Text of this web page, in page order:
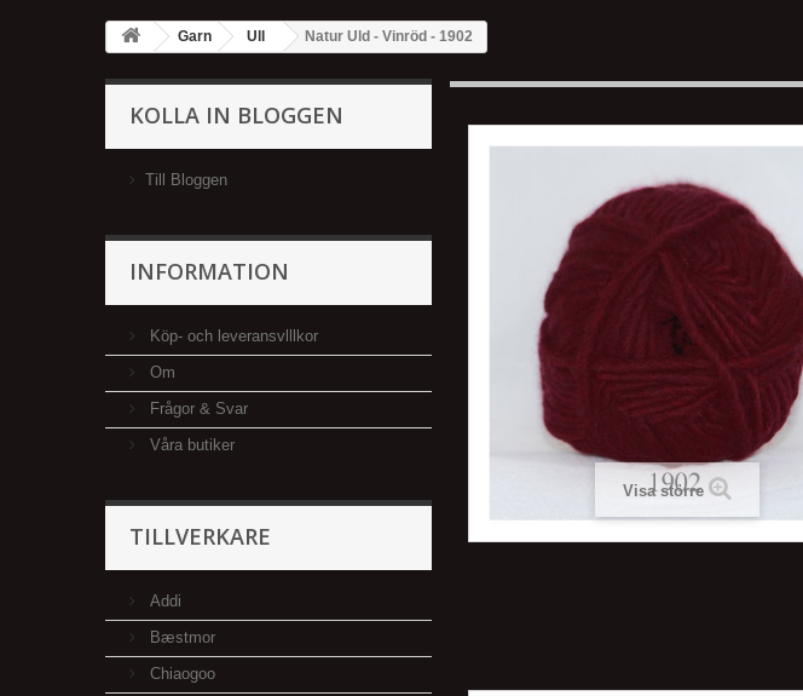
Garn Ull Natur Uld - Vinröd - 1902
KOLLA IN BLOGGEN
Till Bloggen
INFORMATION
Köp- och leveransvlllkor
Om
Frågor & Svar
Våra butiker
TILLVERKARE
Addi
Bæstmor
Chiaogoo
Visa större